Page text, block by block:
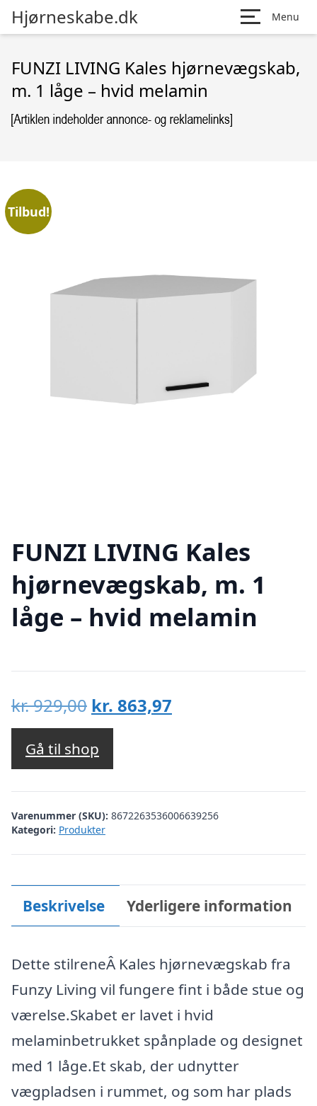
Hjørneskabe.dk Menu
FUNZI LIVING Kales hjørnevægskab,
m. 1 låge – hvid melamin
Tilbud!
FUNZI LIVING Kales
hjørnevægskab, m. 1
låge – hvid melamin
kr.929,00 Den
oprindelige
pris
var:
kr. 929,00.
kr. 863,97
kr. 863,97.
Gå til shop
Varenummer (SKU): 8672263536006639256
Kategori: Produkter
Beskrivelse Yderligere information
Dette stilreneÂ Kales hjørnevægskab fra
Funzy Living vil fungere fint i både stue og
værelse.Skabet er lavet i hvid
melaminbetrukket spånplade og designet
med 1 låge.Et skab, der udnytter
vægpladsen i rummet, og som har plads